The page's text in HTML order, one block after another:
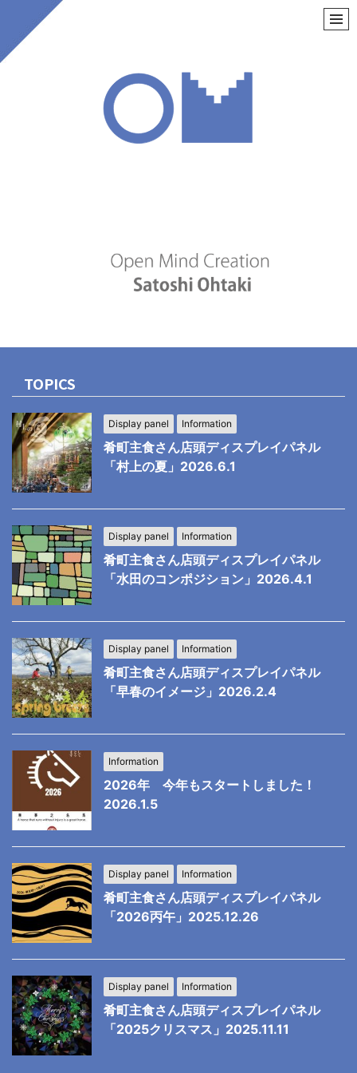
TOPICS
Display panel Information
肴町主食さん店頭ディスプレイパネル
「村上の夏」2026.6.1
Display panel Information
肴町主食さん店頭ディスプレイパネル
「水田のコンポジション」2026.4.1
Display panel Information
肴町主食さん店頭ディスプレイパネル
「早春のイメージ」2026.2.4
Information
2026年 今年もスタートしました！
2026.1.5
Display panel Information
肴町主食さん店頭ディスプレイパネル
「2026丙午」2025.12.26
Display panel Information
肴町主食さん店頭ディスプレイパネル
「2025クリスマス」2025.11.11